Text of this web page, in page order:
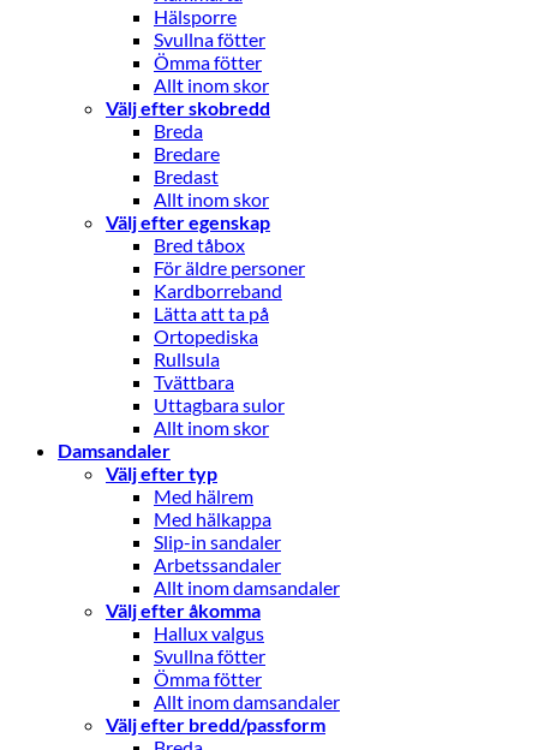
Hälsporre
Svullna fötter
Ömma fötter
Allt inom skor
Välj efter skobredd
Breda
Bredare
Bredast
Allt inom skor
Välj efter egenskap
Bred tåbox
För äldre personer
Kardborreband
Lätta att ta på
Ortopediska
Rullsula
Tvättbara
Uttagbara sulor
Allt inom skor
Damsandaler
Välj efter typ
Med hälrem
Med hälkappa
Slip-in sandaler
Arbetssandaler
Allt inom damsandaler
Välj efter åkomma
Hallux valgus
Svullna fötter
Ömma fötter
Allt inom damsandaler
Välj efter bredd/passform